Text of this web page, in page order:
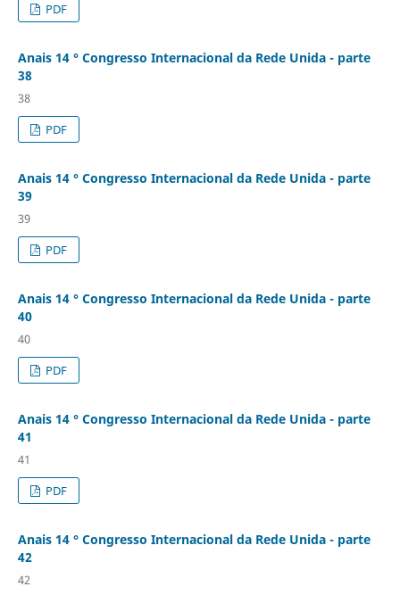
PDF
Anais 14 ° Congresso Internacional da Rede Unida - parte
38
38
PDF
Anais 14 ° Congresso Internacional da Rede Unida - parte
39
39
PDF
Anais 14 ° Congresso Internacional da Rede Unida - parte
40
40
PDF
Anais 14 ° Congresso Internacional da Rede Unida - parte
41
41
PDF
Anais 14 ° Congresso Internacional da Rede Unida - parte
42
42